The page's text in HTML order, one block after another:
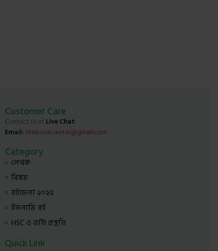
Customer Care
Contact us at Live Chat
Email: thebookcenter@gmail.com
Category
লেখক
বিষয়
বইমেলা ২০২৫
ইসলামি বই
HSC ও ভর্তি প্রস্তুতি
Quick Link